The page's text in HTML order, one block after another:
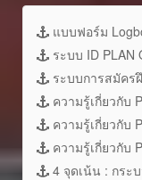
แบบฟอร์ม
ระบบ ID PLAN
ระบบการสมัค
ความรู้เกี่ยวกับ
ความรู้เกี่ยวกับ
ความรู้เกี่ยวกับ
4 จุดเน้น : กระ